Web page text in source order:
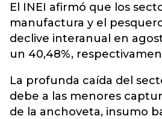
El INEI afirmó que los
manufactura y el
declive interanual en
un 40,48%,
La profunda caída del
debe a las menores
de la anchoveta, insumo